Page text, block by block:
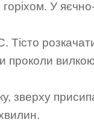
У
Тісто
проколи
зверху